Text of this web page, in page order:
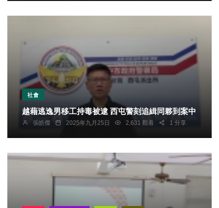
社會
越藉逃逸男移工持毒被逮 西屯警刻追緝同夥到案中
張皓傑 2025年九月25日 2,631 觀看 1 分享